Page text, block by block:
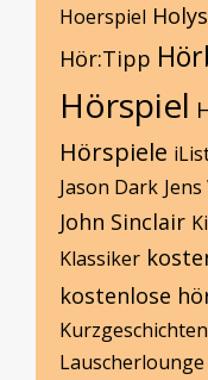
Hoerspiel
Hör:Tipp
Hörspiel
Hörspiele
Jason Dark
John Sinclair
Klassiker
kostenlose
Kurzgeschichten
Lauscherlounge